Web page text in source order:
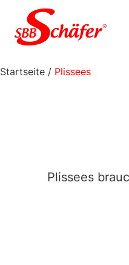
Zum Inhalt springen
Startseite / Plissees
Plissees